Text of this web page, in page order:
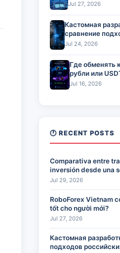
Jul 27, 2026
Кастомная
сравнение
команд
Jul 24, 2026
Где обменять
рубли или
Jul 16, 2026
🕐 RECENT POSTS
Comparativa entre
inversión desde una
Jul 29, 2026
RoboForex Vietnam
tốt cho người mới?
Jul 27, 2026
Кастомная
подходов